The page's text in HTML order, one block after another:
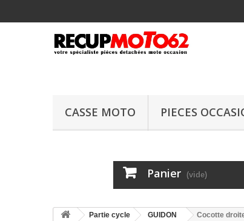
CASSE MOTO PIECES
Panier (vide)
Partie cycle GUIDON Cocotte